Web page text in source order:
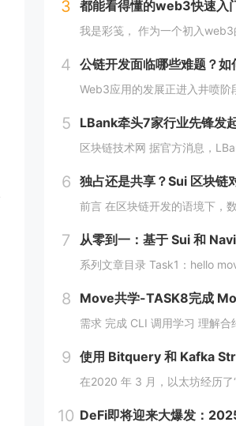
3 都能看得懂的web3快速入
4
5
6
7
8
9
10